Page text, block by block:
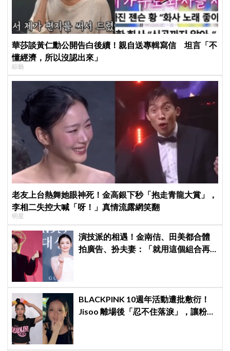
華莎談黃仁勳公開告白後續！親自送專輯寫信 坦言「不
懂經濟，所以沒認出來」
綜藝
老友上台熱舞她眼神死！金高銀下秒「抱走青龍大賞」，
李相二失控大喊「呀！」真情流露網笑翻
明星
演技派的相遇！金南佶、田美都合體
拍廣告、扮夫妻：「就用這個組合再
BLACKPINK 10週年活動遭批敷衍！
Jisoo 離場後「忍不住落淚」，讓粉絲